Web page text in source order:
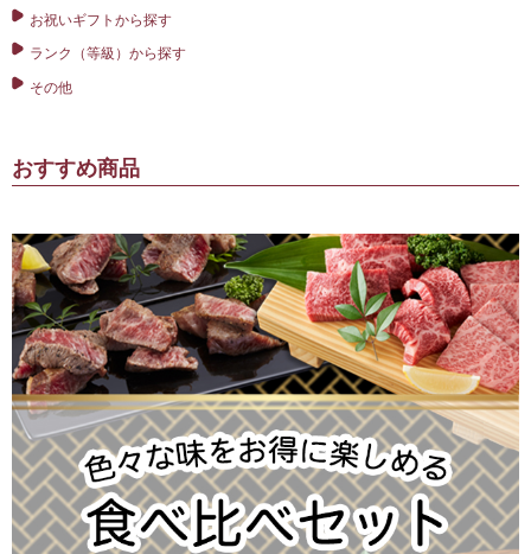
お祝いギフトから探す
ランク（等級）から探す
その他
おすすめ商品